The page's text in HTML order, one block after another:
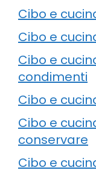
Cibo e
Cibo e
Cibo e
condimenti
Cibo e
Cibo e
conservare
Cibo e